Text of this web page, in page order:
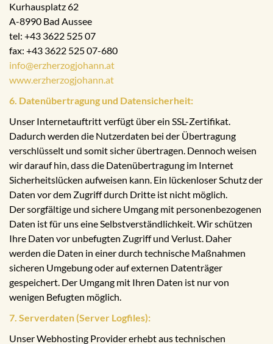
Kurhausplatz 62
A-8990 Bad Aussee
tel: +43 3622 525 07
fax: +43 3622 525 07-680
info@erzherzogjohann.at
www.erzherzogjohann.at
6. Datenübertragung und Datensicherheit:
Unser Internetauftritt verfügt über ein SSL-Zertifikat.
Dadurch werden die Nutzerdaten bei der Übertragung
verschlüsselt und somit sicher übertragen. Dennoch weisen
wir darauf hin, dass die Datenübertragung im Internet
Sicherheitslücken aufweisen kann. Ein lückenloser Schutz der
Daten vor dem Zugriff durch Dritte ist nicht möglich.
Der sorgfältige und sichere Umgang mit personenbezogenen
Daten ist für uns eine Selbstverständlichkeit. Wir schützen
Ihre Daten vor unbefugten Zugriff und Verlust. Daher
werden die Daten in einer durch technische Maßnahmen
sicheren Umgebung oder auf externen Datenträger
gespeichert. Der Umgang mit Ihren Daten ist nur von
wenigen Befugten möglich.
7. Serverdaten (Server Logfiles):
Unser Webhosting Provider erhebt aus technischen